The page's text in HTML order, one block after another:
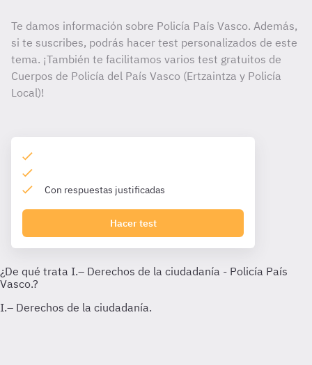
Te damos información sobre Policía País Vasco. Además,
si te suscribes, podrás hacer test personalizados de este
tema. ¡También te facilitamos varios test gratuitos de
Cuerpos de Policía del País Vasco (Ertzaintza y Policía
Local)!
Con respuestas justificadas
Hacer test